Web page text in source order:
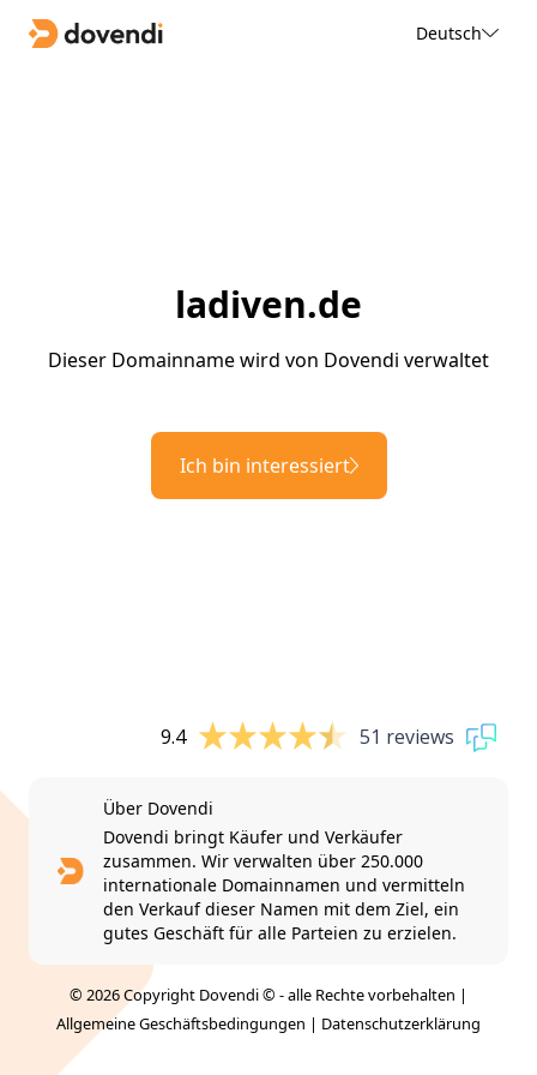
Deutsch
ladiven.de
Dieser Domainname wird von Dovendi verwaltet
Ich bin interessiert
9.4 51 reviews
Über Dovendi
Dovendi bringt Käufer und Verkäufer
zusammen. Wir verwalten über 250.000
internationale Domainnamen und vermitteln
den Verkauf dieser Namen mit dem Ziel, ein
gutes Geschäft für alle Parteien zu erzielen.
© 2026 Copyright Dovendi © - alle Rechte vorbehalten |
Allgemeine Geschäftsbedingungen | Datenschutzerklärung